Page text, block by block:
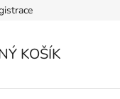
KOŠÍK